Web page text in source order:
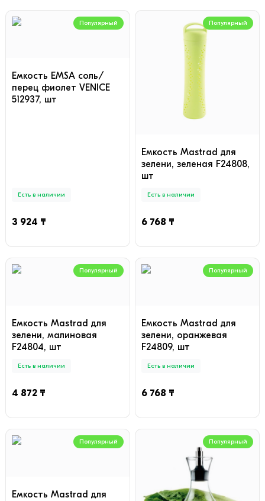
Популярный
Емкость EMSA соль/
перец фиолет VENICE
512937, шт
Есть в наличии
3 924 ₸
Популярный
Емкость Mastrad для
зелени, зеленая F24808,
шт
Есть в наличии
6 768 ₸
Популярный
Емкость Mastrad для
зелени, малиновая
F24804, шт
Есть в наличии
4 872 ₸
Популярный
Емкость Mastrad для
зелени, оранжевая
F24809, шт
Есть в наличии
6 768 ₸
Популярный
Емкость Mastrad для
Популярный